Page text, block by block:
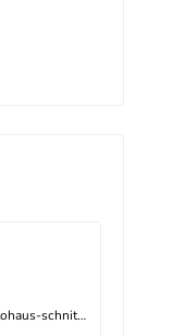
hilden-vw-nw@autohaus-schnitzler.dealerdesk.de